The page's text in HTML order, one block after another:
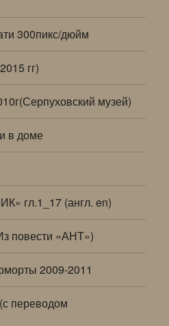
300пикс/дюйм
гг)
музей)
в доме
гл.1_17 (англ. en)
повести «АНТ»)
2009-2011
переводом